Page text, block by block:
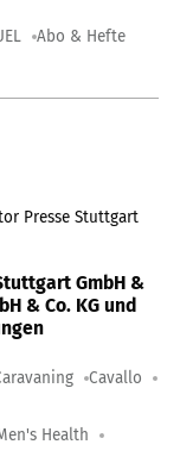
Abo & Hefte
Presse Stuttgart
GmbH &
& Co. KG und
Cavallo
Health